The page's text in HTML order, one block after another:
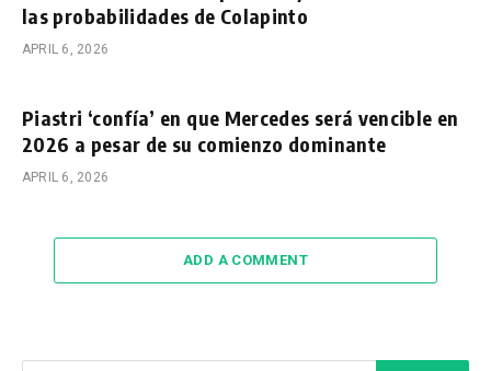
las probabilidades de Colapinto
APRIL 6, 2026
Piastri ‘confía’ en que Mercedes será vencible en
2026 a pesar de su comienzo dominante
APRIL 6, 2026
ADD A COMMENT